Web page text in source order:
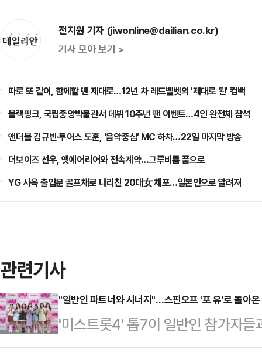
전지원 기자 (jiwonline@dailian.co.kr)
기사 모아 보기 >
따로 또 같이, 함께할 땐 제대로…12년 차 레드벨벳의 '제대로 된' 컴백
블랙핑크, 국립중앙박물관서 데뷔 10주년 팬 이벤트…4인 완전체 참석
앤더블 김규빈·투어스 도훈, ‘음악중심’ MC 하차…22일 마지막 방송
더보이즈 선우, 앳에어리어와 전속계약…그루비룸 품으로
YG 사옥 출입문 골프채로 내리친 20대女 체포…일본인으로 알려져
관련기사
"일반인 파트너와 시너지"…스핀오프 '포 유'로 돌아
'미스트롯4' 톱7이 일반인 참가자
트롯 포 유'는 트로트 오디션 프로